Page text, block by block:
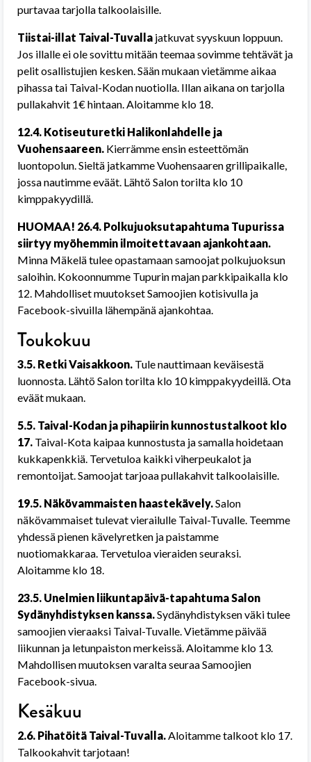
purtavaa tarjolla talkoolaisille.
Tiistai-illat Taival-Tuvalla jatkuvat syyskuun loppuun.
Jos illalle ei ole sovittu mitään teemaa sovimme tehtävät ja
pelit osallistujien kesken. Sään mukaan vietämme aikaa
pihassa tai Taival-Kodan nuotiolla. Illan aikana on tarjolla
pullakahvit 1€ hintaan. Aloitamme klo 18.
12.4. Kotiseuturetki Halikonlahdelle ja
Vuohensaareen. Kierrämme ensin esteettömän
luontopolun. Sieltä jatkamme Vuohensaaren grillipaikalle,
jossa nautimme eväät. Lähtö Salon torilta klo 10
kimppakyydillä.
HUOMAA! 26.4. Polkujuoksutapahtuma Tupurissa
siirtyy myöhemmin ilmoitettavaan ajankohtaan.
Minna Mäkelä tulee opastamaan samoojat polkujuoksun
saloihin. Kokoonnumme Tupurin majan parkkipaikalla klo
12. Mahdolliset muutokset Samoojien kotisivulla ja
Facebook-sivuilla lähempänä ajankohtaa.
Toukokuu
3.5. Retki Vaisakkoon. Tule nauttimaan keväisestä
luonnosta. Lähtö Salon torilta klo 10 kimppakyydeillä. Ota
eväät mukaan.
5.5. Taival-Kodan ja pihapiirin kunnostustalkoot klo
17. Taival-Kota kaipaa kunnostusta ja samalla hoidetaan
kukkapenkkiä. Tervetuloa kaikki viherpeukalot ja
remontoijat. Samoojat tarjoaa pullakahvit talkoolaisille.
19.5. Näkövammaisten haastekävely.Salon
näkövammaiset tulevat vierailulle Taival-Tuvalle. Teemme
yhdessä pienen kävelyretken ja paistamme
nuotiomakkaraa. Tervetuloa vieraiden seuraksi.
Aloitamme klo 18.
23.5. Unelmien liikuntapäivä-tapahtuma Salon
Sydänyhdistyksen kanssa.Sydänyhdistyksen väki tulee
samoojien vieraaksi Taival-Tuvalle. Vietämme päivää
liikunnan ja letunpaiston merkeissä. Aloitamme klo 13.
Mahdollisen muutoksen varalta seuraa Samoojien
Facebook-sivua.
Kesäkuu
2.6. Pihatöitä Taival-Tuvalla.Aloitamme talkoot klo 17.
Talkookahvit tarjotaan!